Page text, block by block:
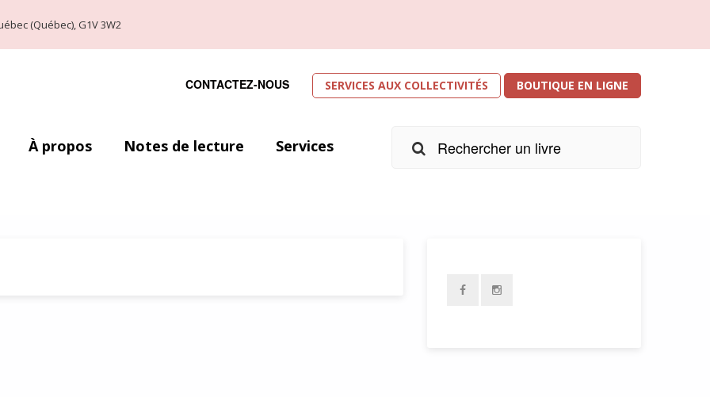
(Québec), G1V 3W2
CONTACTEZ-NOUS SERVICES AUX COLLECTIVITÉS BOUTIQUE EN LIGNE
À propos Notes de lecture Services